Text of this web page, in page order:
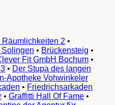
Räumlichkeiten 2 •
Solingen • Brückensteig •
Fit GmbH Bochum •
• Der Stupa des langen
Apotheke Vohwinkeler
• Friedrichsarkaden
• Graffitti Hall Of Fame •